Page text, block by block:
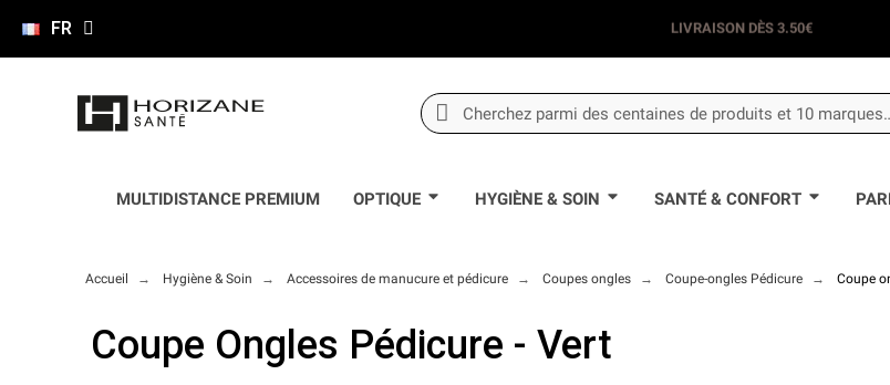
FR LIVRAISON DÈS 3.50€
MULTIDISTANCE PREMIUM OPTIQUE HYGIÈNE & SOIN SANTÉ & CONFORT
Accueil Hygiène & Soin Accessoires de manucure et pédicure Coupes ongles Coupe-ongles Pédicure Coupe
Coupe Ongles Pédicure - Vert